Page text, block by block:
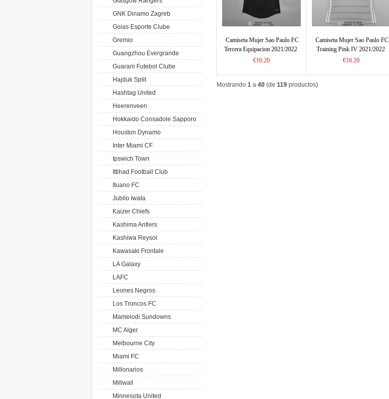
GNK Dinamo Zagreb
Goias Esporte Clube
Gremio
Guangzhou Evergrande
Guarani Futebol Clube
Hajduk Split
Hashtag United
Heerenveen
Hokkaido Consadole Sapporo
Houston Dynamo
Inter Miami CF
Ipswich Town
Ittihad Football Club
Ituano FC
Jubilo Iwata
Kaizer Chiefs
Kashima Antlers
Kashiwa Reysol
Kawasaki Frontale
LA Galaxy
LAFC
Leones Negros
Los Troncos FC
Mamelodi Sundowns
MC Alger
Melbourne City
Miami FC
Millonarios
Millwall
Minnesota United
Camiseta Mujer Sao Paulo FC
Tercera Equipacion 2021/2022
€16.20
Camiseta Mujer Sao Paulo FC
Training Pink IV 2021/2022
€16.20
Mostrando 1 a 40 (de 119 productos)